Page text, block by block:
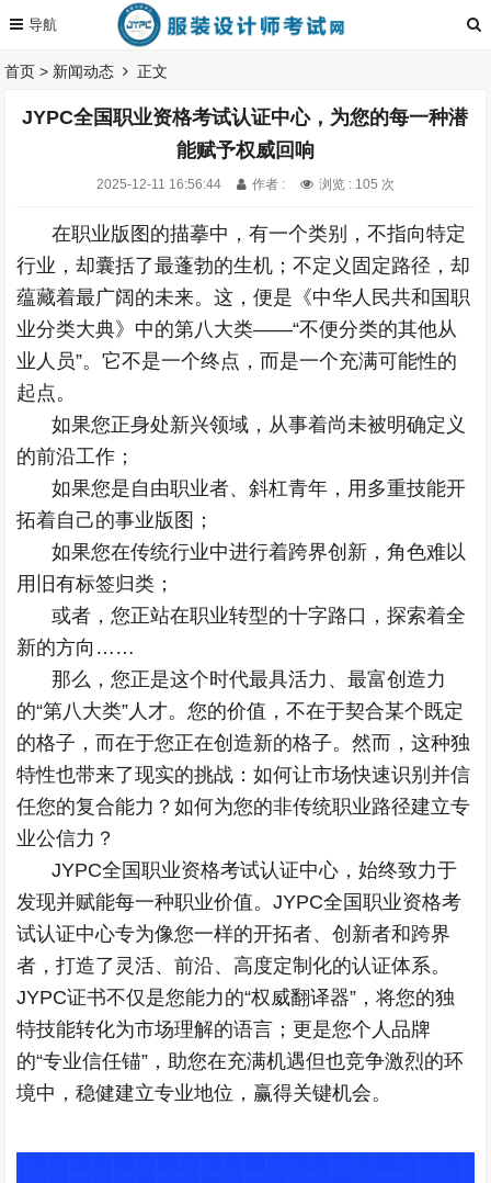
首页 > 新闻动态 正文
JYPC全国职业资格考试认证中心，为您的每一种潜
能赋予权威回响
2025-12-11 16:56:44 作者 : 浏览 : 105 次
在职业版图的描摹中，有一个类别，不指向特定
行业，却囊括了最蓬勃的生机；不定义固定路径，却
蕴藏着最广阔的未来。这，便是《中华人民共和国职
业分类大典》中的第八大类——“不便分类的其他从
业人员”。它不是一个终点，而是一个充满可能性的
起点。
如果您正身处新兴领域，从事着尚未被明确定义
的前沿工作；
如果您是自由职业者、斜杠青年，用多重技能开
拓着自己的事业版图；
如果您在传统行业中进行着跨界创新，角色难以
用旧有标签归类；
或者，您正站在职业转型的十字路口，探索着全
新的方向……
那么，您正是这个时代最具活力、最富创造力
的“第八大类”人才。您的价值，不在于契合某个既定
的格子，而在于您正在创造新的格子。然而，这种独
特性也带来了现实的挑战：如何让市场快速识别并信
任您的复合能力？如何为您的非传统职业路径建立专
业公信力？
JYPC全国职业资格考试认证中心，始终致力于
发现并赋能每一种职业价值。JYPC全国职业资格考
试认证中心专为像您一样的开拓者、创新者和跨界
者，打造了灵活、前沿、高度定制化的认证体系。
JYPC证书不仅是您能力的“权威翻译器”，将您的独
特技能转化为市场理解的语言；更是您个人品牌
的“专业信任锚”，助您在充满机遇但也竞争激烈的环
境中，稳健建立专业地位，赢得关键机会。